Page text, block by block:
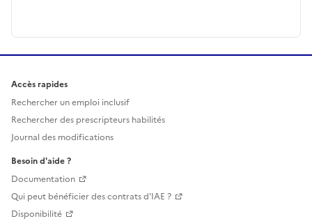
Accès rapides
Rechercher un emploi inclusif
Rechercher des prescripteurs habilités
Journal des modifications
Besoin d'aide ?
Documentation
Qui peut bénéficier des contrats d'IAE ?
Disponibilité